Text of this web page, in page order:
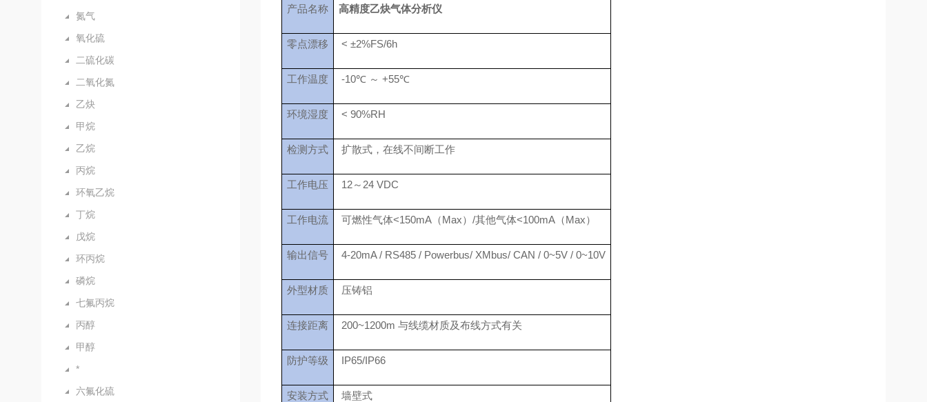
氮气
氧化硫
二硫化碳
二氧化氮
乙炔
甲烷
乙烷
丙烷
环氧乙烷
丁烷
戊烷
环丙烷
磷烷
七氟丙烷
丙醇
甲醇
*
六氟化硫
产品名称 高精度乙炔气体分析仪
零点漂移 < ±2%FS/6h
工作温度 -10℃ ～ +55℃
环境湿度 < 90%RH
检测方式 扩散式，在线不间断工作
工作电压 12～24 VDC
工作电流 可燃性气体<150mA（Max）/其他气体<100mA（Max）
输出信号 4-20mA / RS485 / Powerbus/ XMbus/ CAN / 0~5V / 0~10V
外型材质 压铸铝
连接距离 200~1200m 与线缆材质及布线方式有关
防护等级 IP65/IP66
安装方式 墙壁式